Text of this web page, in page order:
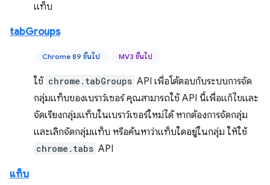
แท็บ
tabGroups
Chrome 89 ขึ้นไป MV3 ขึ้นไป
ใช้ chrome.tabGroups API เพื่อโต้ตอบกับระบบการจัด
กลุ่มแท็บของเบราว์เซอร์ คุณสามารถใช้ API นี้เพื่อแก้ไขและ
จัดเรียงกลุ่มแท็บในเบราว์เซอร์ใหม่ได้ หากต้องการจัดกลุ่ม
และเลิกจัดกลุ่มแท็บ หรือค้นหาว่าแท็บใดอยู่ในกลุ่ม ให้ใช้
chrome.tabs API
แท็บ